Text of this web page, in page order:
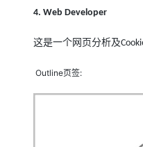
4. Web Developer
这是一个网页分析及
Outline页签: